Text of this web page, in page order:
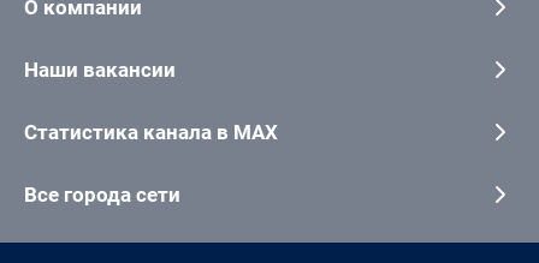
О компании
Наши вакансии
Статистика канала в MAX
Все города сети